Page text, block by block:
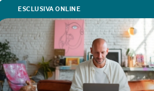
ESCLUSIVA ONLINE